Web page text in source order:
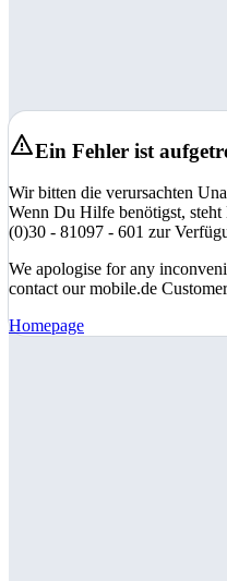
Ein Fehler ist
Wir bitten die verursachten
Wenn Du Hilfe benötigst,
(0)30 - 81097 - 601 zur
We apologise for any
contact our mobile.de
Homepage